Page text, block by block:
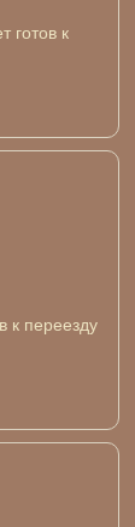
готов к
к переезду